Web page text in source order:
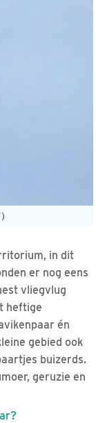
in dit
er nog eens
vliegvlug
heftige
én
gebied ook
buizerds.
geruzie en